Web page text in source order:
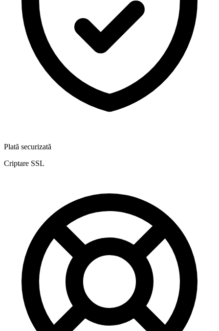
Plată securizată
Criptare SSL